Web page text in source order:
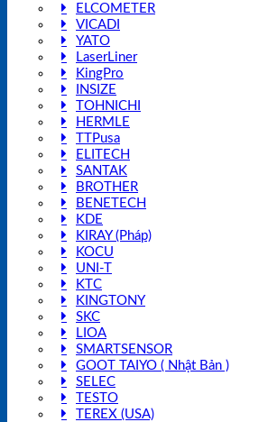
ELCOMETER
VICADI
YATO
LaserLiner
KingPro
INSIZE
TOHNICHI
HERMLE
TTPusa
ELITECH
SANTAK
BROTHER
BENETECH
KDE
KIRAY (Pháp)
KOCU
UNI-T
KTC
KINGTONY
SKC
LIOA
SMARTSENSOR
GOOT TAIYO ( Nhật Bản )
SELEC
TESTO
TEREX (USA)